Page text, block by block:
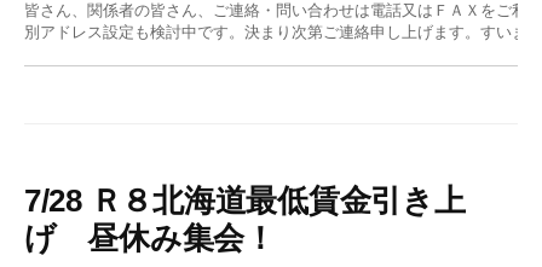
皆さん、関係者の皆さん、ご連絡・問い合わせは電話又はＦＡＸをご利
別アドレス設定も検討中です。決まり次第ご連絡申し上げます。すいま
7/28 Ｒ８北海道最低賃金引き上
げ 昼休み集会！